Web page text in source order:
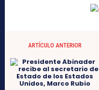
ARTÍCULO ANTERIOR